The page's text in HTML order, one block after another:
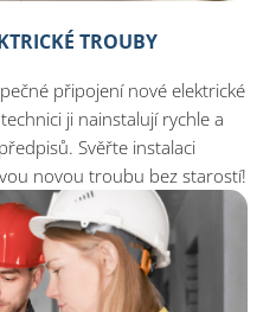
TROUBY
připojení nové elektrické
ji nainstalují rychle a
Svěřte instalaci
novou troubu bez starostí!